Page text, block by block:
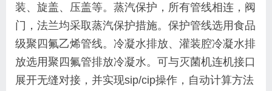
装、旋盖、压盖等。蒸汽保护，所有管线相连，阀
门，法兰均采取蒸汽保护措施。保护管线选用食品
级聚四氟乙烯管线。冷凝水排放、灌装腔冷凝水排
放选用聚四氟管排放冷凝水。可与灭菌机连机接口
展开无缝对接，并实现sip/cip操作，自动计算方法